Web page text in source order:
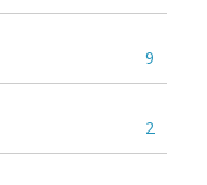
9
2